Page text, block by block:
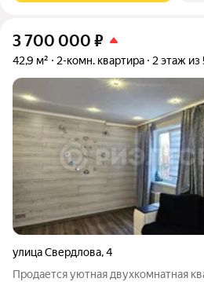
3 700 000 ₽
42,9 м² 2-комн. квартира 2 этаж из
улица Свердлова,4
Продается уютная двухкомнатная